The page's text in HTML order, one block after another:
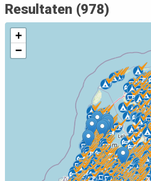
Resultaten (978)
+
−